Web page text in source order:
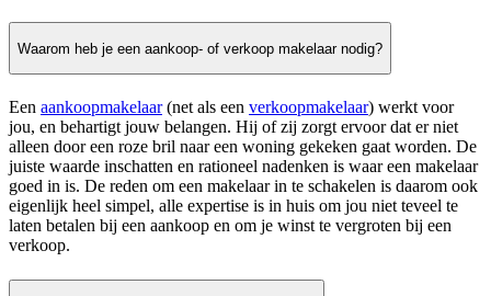
Waarom heb je een aankoop- of verkoop makelaar nodig?
Een aankoopmakelaar(net als een verkoopmakelaar) werkt voor
jou, en behartigt jouw belangen. Hij of zij zorgt ervoor dat er niet
alleen door een roze bril naar een woning gekeken gaat worden. De
juiste waarde inschatten en rationeel nadenken is waar een makelaar
goed in is. De reden om een makelaar in te schakelen is daarom ook
eigenlijk heel simpel, alle expertise is in huis om jou niet teveel te
laten betalen bij een aankoop en om je winst te vergroten bij een
verkoop.